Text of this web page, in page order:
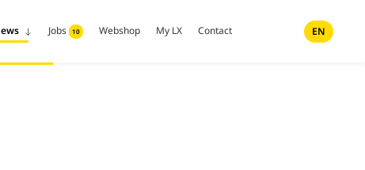
Jobs 10 Webshop My LX Contact EN